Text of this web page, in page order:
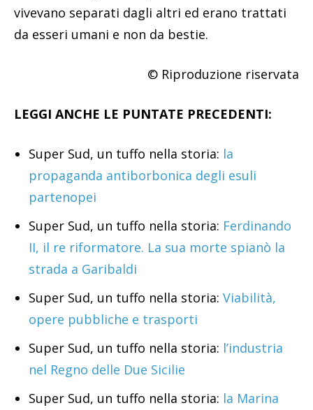
vivevano separati dagli altri ed erano trattati
da esseri umani e non da bestie.
© Riproduzione riservata
LEGGI ANCHE LE PUNTATE PRECEDENTI:
Super Sud, un tuffo nella storia: la
propaganda antiborbonica degli esuli
partenopei
Super Sud, un tuffo nella storia: Ferdinando
II, il re riformatore. La sua morte spianò la
strada a Garibaldi
Super Sud, un tuffo nella storia: Viabilità,
opere pubbliche e trasporti
Super Sud, un tuffo nella storia: l’industria
nel Regno delle Due Sicilie
Super Sud, un tuffo nella storia: la Marina